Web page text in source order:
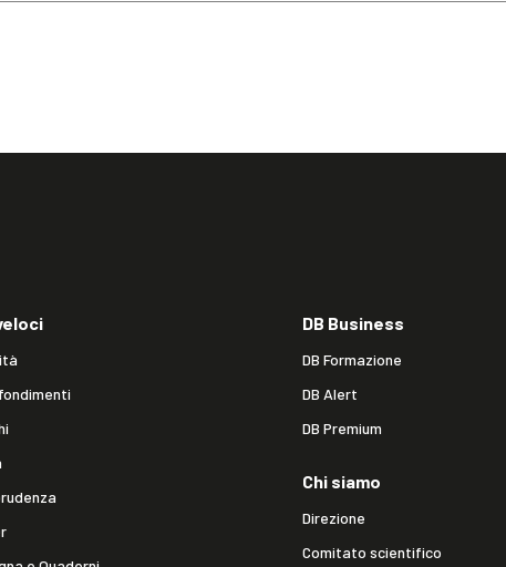
DB Business
DB Formazione
DB Alert
DB Premium
Chi siamo
Direzione
Comitato scientifico